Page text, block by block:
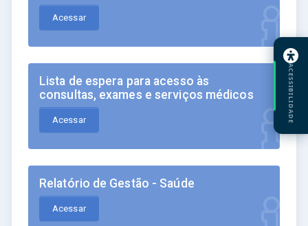
Acessar
Lista de espera para acesso às
consultas, exames e serviços médicos
Acessar
Relatório de Gestão - Saúde
Acessar
ACESSIBILIDADE